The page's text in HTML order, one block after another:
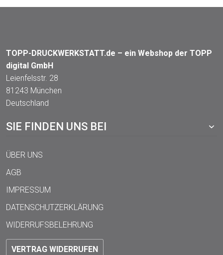
TOPP-DRUCKWERKSTATT.de – ein Webshop der TOPP
digital GmbH
Leienfelsstr. 28
81243 München
Deutschland
SIE FINDEN UNS BEI
ÜBER UNS
AGB
IMPRESSUM
DATENSCHUTZERKLÄRUNG
WIDERRUFSBELEHRUNG
VERTRAG WIDERRUFEN